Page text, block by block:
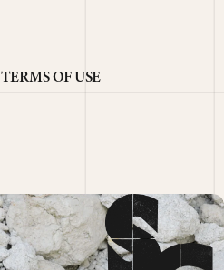
TERMS OF USE